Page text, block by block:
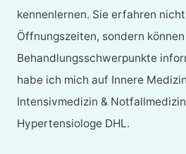
kennenlernen. Sie erfahren
Öffnungszeiten, sondern
Behandlungsschwerpunkte
habe ich mich auf Innere
Intensivmedizin &
Hypertensiologe DHL.